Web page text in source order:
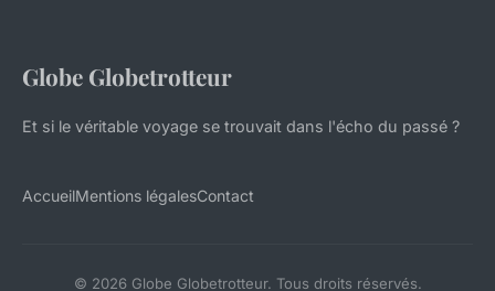
Globe Globetrotteur
Et si le véritable voyage se trouvait dans l'écho du passé ?
AccueilMentions légalesContact
© 2026 Globe Globetrotteur. Tous droits réservés.